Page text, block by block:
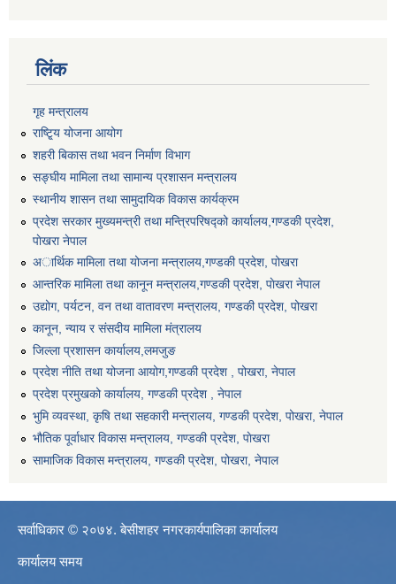
लिंक
गृह मन्त्रालय
राष्टि्ृय योजना आयोग
शहरी बिकास तथा भवन निर्माण विभाग
सङ्घीय मामिला तथा सामान्य प्रशासन मन्त्रालय
स्थानीय शासन तथा सामुदायिक विकास कार्यक्रम
प्रदेश सरकार मुख्यमन्त्री तथा मन्त्रिपरिषद्को कार्यालय,गण्डकी प्रदेश,
पाेखरा नेपाल
अार्थिक मामिला तथा योजना मन्त्रालय,गण्डकी प्रदेश, पोखरा
आन्तरिक मामिला तथा कानून मन्त्रालय,गण्डकी प्रदेश, पाेखरा नेपाल
उद्योग, पर्यटन, वन तथा वातावरण मन्त्रालय, गण्डकी प्रदेश, पोखरा
कानून, न्याय र संसदीय मामिला मंत्रालय
जिल्ला प्रशासन कार्यालय,लमजुङ
प्रदेश नीति तथा योजना आयोग,गण्डकी प्रदेश , पोखरा, नेपाल
प्रदेश प्रमुखको कार्यालय, गण्डकी प्रदेश , नेपाल
भुमि व्यवस्था, कृषि तथा सहकारी मन्त्रालय, गण्डकी प्रदेश, पोखरा, नेपाल
भौतिक पूर्वाधार विकास मन्त्रालय, गण्डकी प्रदेश, पाेखरा
सामाजिक विकास मन्त्रालय, गण्डकी प्रदेश, पोखरा, नेपाल
सर्वाधिकार © २०७४. बेसीशहर नगरकार्यपालिका कार्यालय
कार्यालय समय